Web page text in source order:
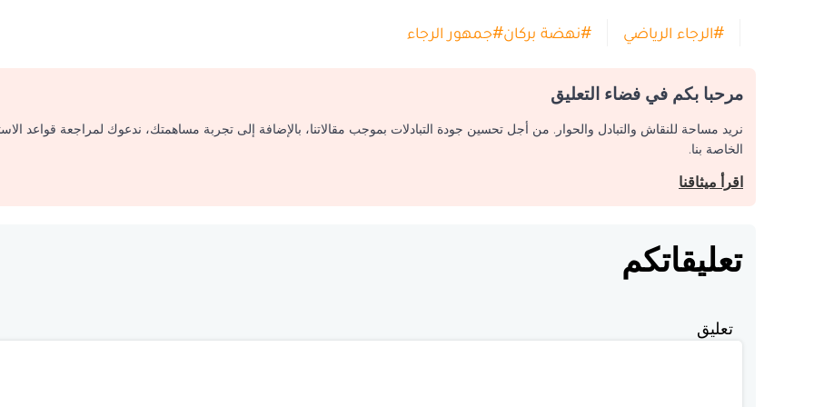
#الرجاء الرياضي #نهضة بركان#جمهور الرجاء
مرحبا بكم في فضاء التعليق
نريد مساحة للنقاش والتبادل والحوار. من أجل تحسين جودة التبادلات بموجب مقالاتنا، بالإضافة إلى تجربة مساهمتك، ندعوك لمراجعة قواعد
الخاصة بنا.
اقرأ ميثاقنا
تعليقاتكم
تعليق